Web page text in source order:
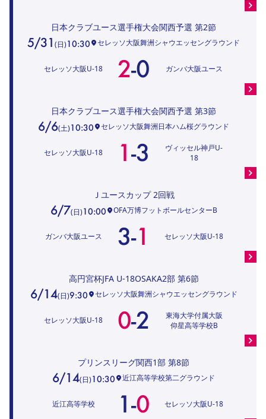
日本クラブユース選手権大会関西予選 第2節
5/31 (日)10:30 セレッソ大阪舞洲シャウエッセングラウンド
セレッソ大阪U-18 2-0 ガンバ大阪ユース
日本クラブユース選手権大会関西予選 第3節
6/6(土)10:30 セレッソ大阪舞洲日本ハム桜グラウンド
セレッソ大阪U-18 1-3
ヴィッセル神戸U-
18
Ｊユースカップ 2回戦
6/7(日)10:00 OFA万博フットボールセンターB
セレッソ大阪U-18
1
-
3
ガンバ大阪ユース
高円宮杯JFA U-18OSAKA2部 第6節
6/14(日)9:30 セレッソ大阪舞洲シャウエッセングラウンド
セレッソ大阪U-18 0-2
東海大学付属大阪
仰星高等学校B
プリンスリーグ関西1部 第8節
6/14(日)10:30 近江高等学校第二グラウンド
セレッソ大阪U-18
0
-
1
近江高等学校